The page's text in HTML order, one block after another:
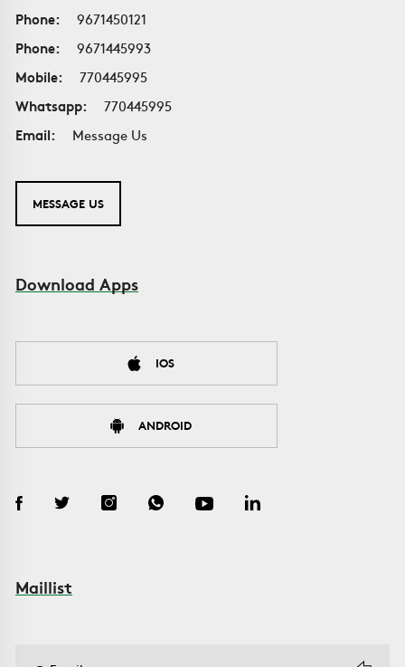
Phone:
9671450121
Phone:
9671445993
Mobile:
770445995
Whatsapp:
770445995
Email:
Message Us
MESSAGE US
Download Apps
IOS
ANDROID
Maillist